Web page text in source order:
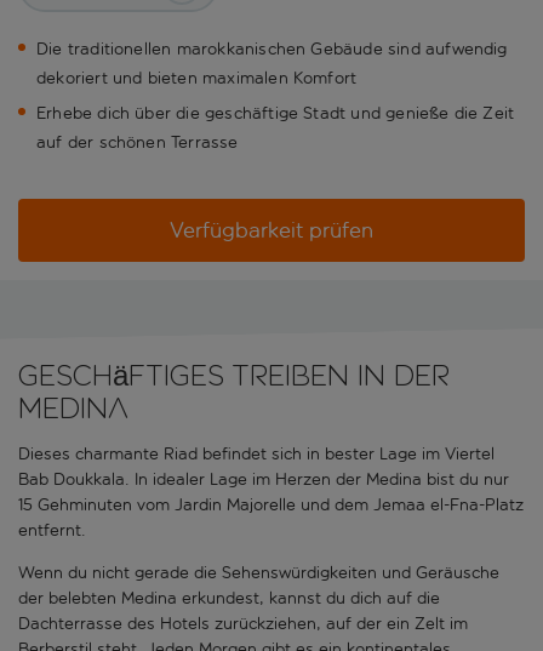
Die traditionellen marokkanischen Gebäude sind aufwendig
dekoriert und bieten maximalen Komfort
Erhebe dich über die geschäftige Stadt und genieße die Zeit
auf der schönen Terrasse
Verfügbarkeit prüfen
Geschäftiges Treiben in der
Medina
Dieses charmante Riad befindet sich in bester Lage im Viertel
Bab Doukkala. In idealer Lage im Herzen der Medina bist du nur
15 Gehminuten vom Jardin Majorelle und dem Jemaa el-Fna-Platz
entfernt.
Wenn du nicht gerade die Sehenswürdigkeiten und Geräusche
der belebten Medina erkundest, kannst du dich auf die
Dachterrasse des Hotels zurückziehen, auf der ein Zelt im